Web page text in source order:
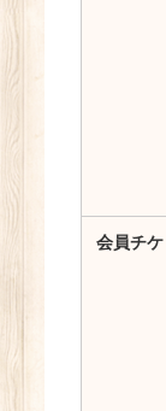
会員チ